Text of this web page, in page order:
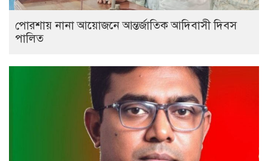
পোরশায় নানা আয়োজনে আন্তর্জাতিক আদিবাসী দিবস
পালিত